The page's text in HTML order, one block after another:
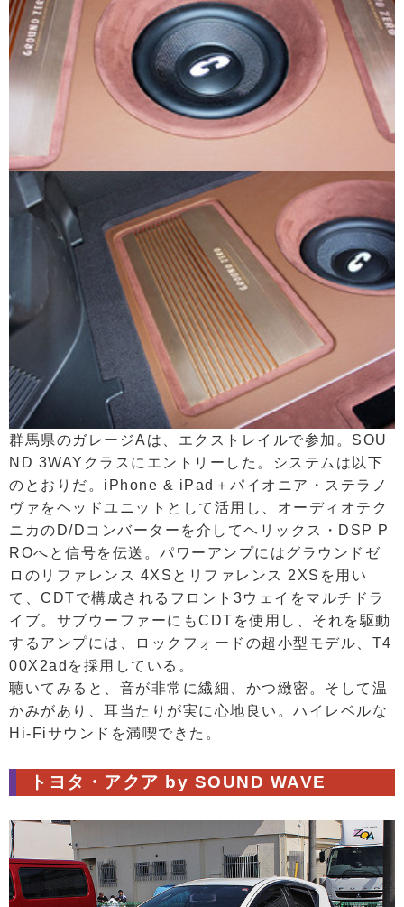
群馬県のガレージAは、エクストレイルで参加。SOU
ND 3WAYクラスにエントリーした。システムは以下
のとおりだ。iPhone & iPad＋パイオニア・ステラノ
ヴァをヘッドユニットとして活用し、オーディオテク
ニカのD/Dコンバーターを介してヘリックス・DSP P
ROへと信号を伝送。パワーアンプにはグラウンドゼ
ロのリファレンス 4XSとリファレンス 2XSを用い
て、CDTで構成されるフロント3ウェイをマルチドラ
イブ。サブウーファーにもCDTを使用し、それを駆動
するアンプには、ロックフォードの超小型モデル、T4
00X2adを採用している。
聴いてみると、音が非常に繊細、かつ緻密。そして温
かみがあり、耳当たりが実に心地良い。ハイレベルな
Hi-Fiサウンドを満喫できた。
トヨタ・アクア by SOUND WAVE